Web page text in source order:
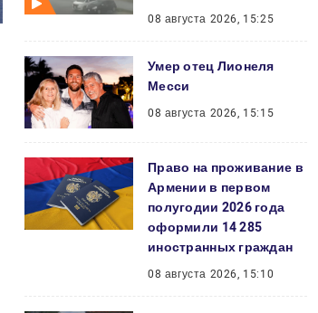
08 августа 2026, 15:25
Умер отец Лионеля
Месси
08 августа 2026, 15:15
Право на проживание в
Армении в первом
полугодии 2026 года
оформили 14 285
иностранных граждан
08 августа 2026, 15:10